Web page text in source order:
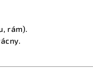
rám).